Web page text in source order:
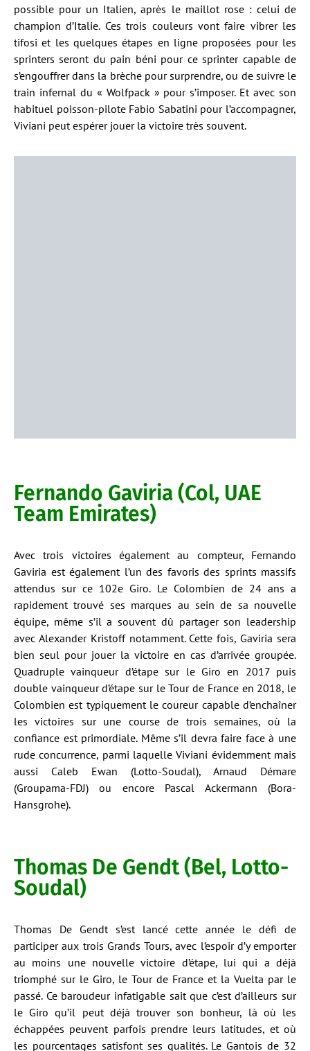
possible pour un Italien, après le maillot rose : celui de
champion d’Italie. Ces trois couleurs vont faire vibrer les
tifosi et les quelques étapes en ligne proposées pour les
sprinters seront du pain béni pour ce sprinter capable de
s’engouffrer dans la brèche pour surprendre, ou de suivre le
train infernal du « Wolfpack » pour s’imposer. Et avec son
habituel poisson-pilote Fabio Sabatini pour l’accompagner,
Viviani peut espérer jouer la victoire très souvent.
Fernando Gaviria (Col, UAE
Team Emirates)
Avec trois victoires également au compteur, Fernando
Gaviria est également l’un des favoris des sprints massifs
attendus sur ce 102e Giro. Le Colombien de 24 ans a
rapidement trouvé ses marques au sein de sa nouvelle
équipe, même s’il a souvent dû partager son leadership
avec Alexander Kristoff notamment. Cette fois, Gaviria sera
bien seul pour jouer la victoire en cas d’arrivée groupée.
Quadruple vainqueur d’étape sur le Giro en 2017 puis
double vainqueur d’étape sur le Tour de France en 2018, le
Colombien est typiquement le coureur capable d’enchaîner
les victoires sur une course de trois semaines, où la
confiance est primordiale. Même s’il devra faire face à une
rude concurrence, parmi laquelle Viviani évidemment mais
aussi Caleb Ewan (Lotto-Soudal), Arnaud Démare
(Groupama-FDJ) ou encore Pascal Ackermann (Bora-
Hansgrohe).
Thomas De Gendt (Bel, Lotto-
Soudal)
Thomas De Gendt s’est lancé cette année le défi de
participer aux trois Grands Tours, avec l’espoir d’y emporter
au moins une nouvelle victoire d’étape, lui qui a déjà
triomphé sur le Giro, le Tour de France et la Vuelta par le
passé. Ce baroudeur infatigable sait que c’est d’ailleurs sur
le Giro qu’il peut déjà trouver son bonheur, là où les
échappées peuvent parfois prendre leurs latitudes, et où
les pourcentages satisfont ses qualités. Le Gantois de 32